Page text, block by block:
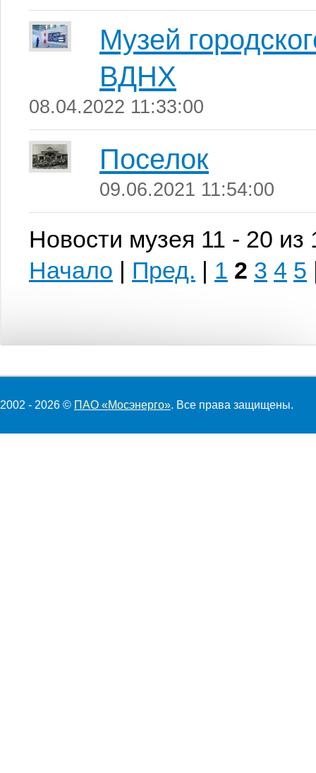
Музей
ВДНХ
08.04.2022 11:33:00
Поселок
09.06.2021 11:54:00
Новости музея 11 - 20 из
Начало | Пред. | 1 2 3 4 5
2002 - 2026 © ПАО «Мосэнерго». Все права защищены.